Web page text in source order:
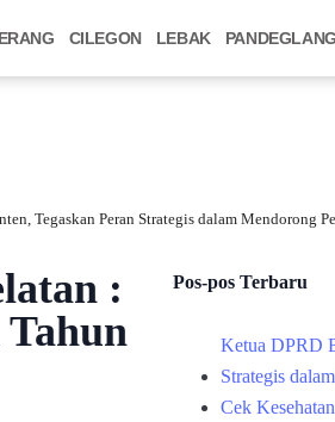
CILEGON LEBAK PANDEGLANG
Tegaskan Peran Strategis dalam Mendorong
:
Pos-pos Terbaru
Ketua DPRD
Strategis
Cek